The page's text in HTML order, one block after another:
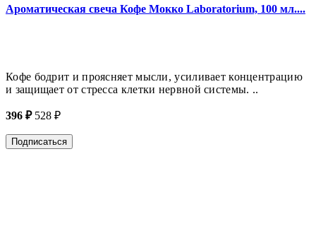
Ароматическая свеча Кофе Мокко Laboratorium, 100 мл....
Кофе бодрит и проясняет мысли, усиливает концентрацию
и защищает от стресса клетки нервной системы. ..
396 ₽ 528 ₽
Подписаться